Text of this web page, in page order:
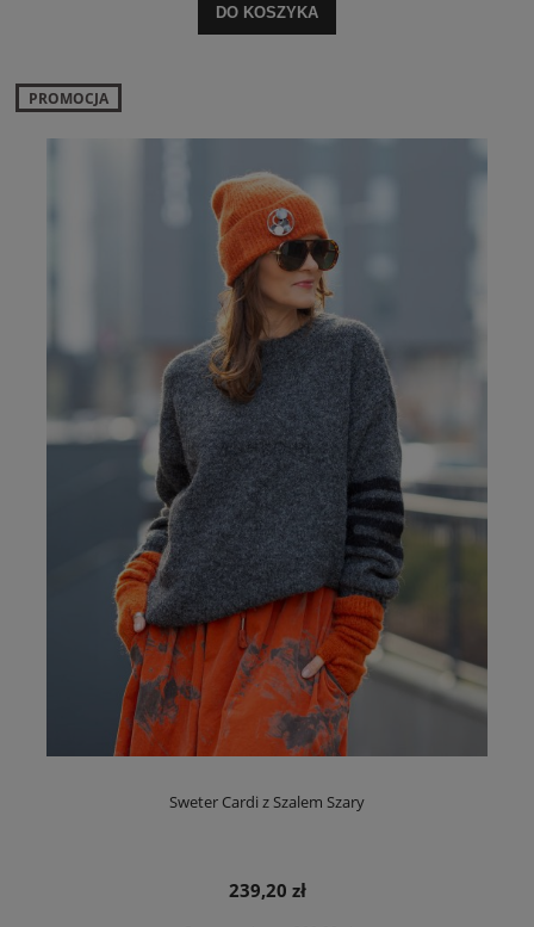
DO KOSZYKA
Sweter Cardi z Szalem Szary
239,20 zł
PROMOCJA